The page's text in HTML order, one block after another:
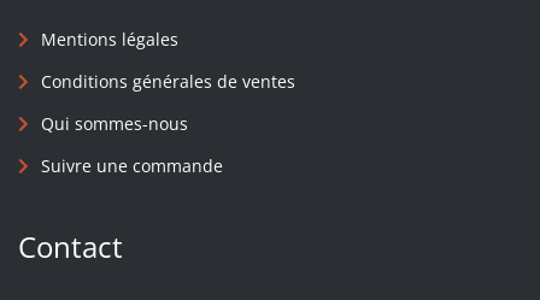
Mentions légales
Conditions générales de ventes
Qui sommes-nous
Suivre une commande
Contact